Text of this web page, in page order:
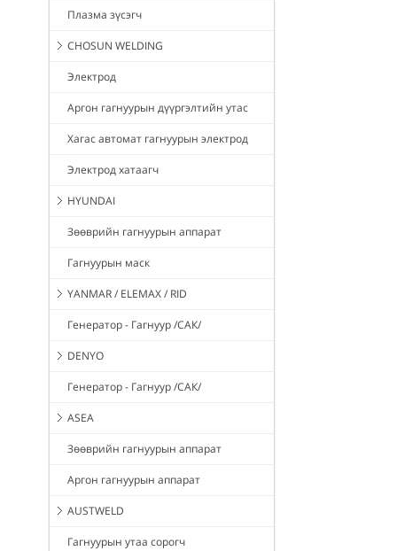
Плазма зүсэгч
CHOSUN WELDING
Электрод
Аргон гагнуурын дүүргэлтийн утас
Хагас автомат гагнуурын электрод
Электрод хатаагч
HYUNDAI
Зөөврийн гагнуурын аппарат
Гагнуурын маск
YANMAR / ELEMAX / RID
Генератор - Гагнуур /САК/
DENYO
Генератор - Гагнуур /САК/
ASEA
Зөөврийн гагнуурын аппарат
Аргон гагнуурын аппарат
AUSTWELD
Гагнуурын утаа сорогч